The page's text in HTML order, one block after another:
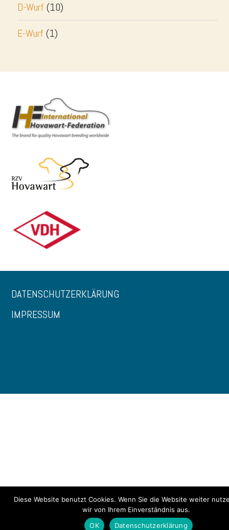
D-Wurf (10)
E-Wurf (1)
DATENSCHUTZERKLÄRUNG
IMPRESSUM
Diese Website benutzt Cookies. Wenn Sie die Website weiter
wir von Ihrem Einverständnis aus.
OK
Datenschutzerklärung